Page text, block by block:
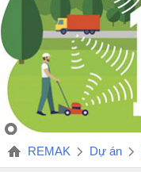
REMAK Dự án